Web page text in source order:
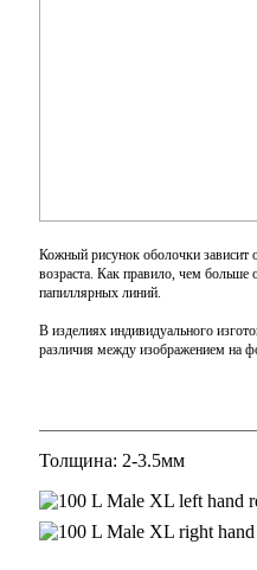
Кожный рисунок оболочки зависит
возраста. Как правило, чем больше
папиллярных линий.
В изделиях индивидуального
различия между изображением на
Толщина: 2-3.5мм